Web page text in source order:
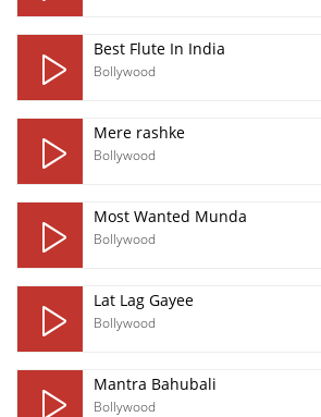
Best Flute In India
Bollywood
Mere rashke
Bollywood
Most Wanted Munda
Bollywood
Lat Lag Gayee
Bollywood
Mantra Bahubali
Bollywood